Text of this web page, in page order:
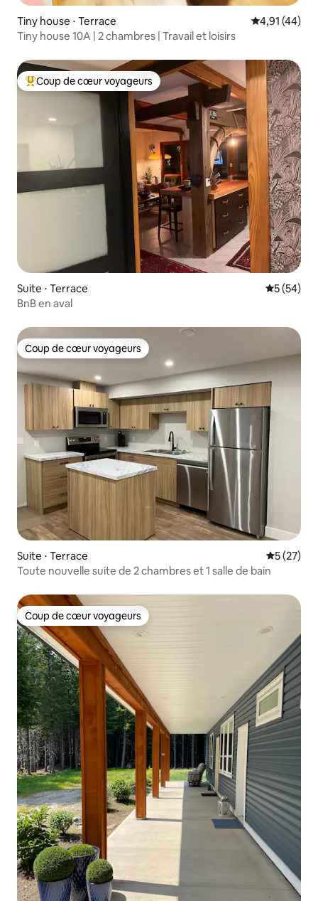
Tiny house ⋅ Terrace Évaluation
4,91 (44)
Tiny house 10A | 2 chambres | Travail et loisirs
Coups de cœur voyageurs les plus appréciés
Coup de cœur voyageurs
Suite ⋅ Terrace
5 (54)
BnB en aval
Coup de cœur voyageurs
Coup de cœur voyageurs
Suite ⋅ Terrace
5 (27)
Toute nouvelle suite de 2 chambres et 1 salle de bain
Coup de cœur voyageurs
Coup de cœur voyageurs